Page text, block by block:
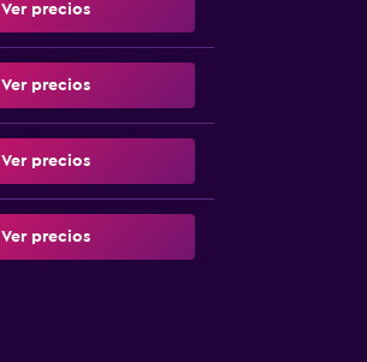
Ver precios
Ver precios
Ver precios
Ver precios